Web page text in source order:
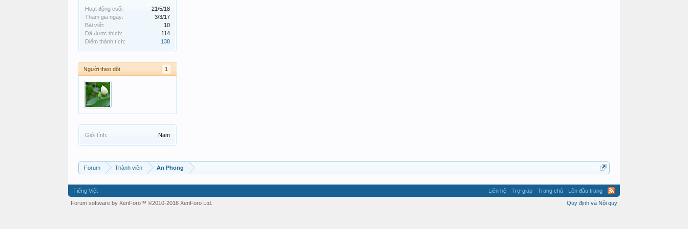
Hoạt động cuối:
21/5/18
Tham gia ngày:
3/3/17
Bài viết:
10
Đã được thích:
114
Điểm thành tích:
138
Người theo dõi 1
Giới tính: Nam
Forum Thành viên An Phong
Tiếng Việt Liên hệ Trợ giúp Trang chủ
Lên đầu trang
Quy định và Nội quy
Forum software by XenForo™ ©2010-2016 XenForo Ltd.